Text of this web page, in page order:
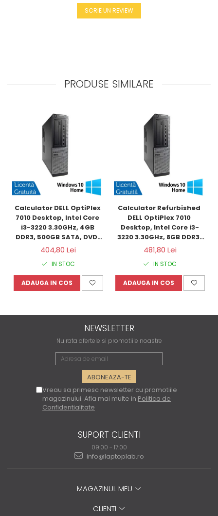
SCRIE UN REVIEW
PRODUSE SIMILARE
Calculator DELL OptiPlex
7010 Desktop, Intel Core
i3-3220 3.30GHz, 4GB
DDR3, 500GB SATA, DVD-
RW + Windows 10 Home
404,80 Lei
IN STOC
ADAUGA IN COS
Calculator Refurbished
DELL OptiPlex 7010
Desktop, Intel Core i3-
3220 3.30GHz, 8GB DDR3,
120GB SSD + Windows 10
Home
481,80 Lei
IN STOC
ADAUGA IN COS
NEWSLETTER
Nu rata ofertele si promotiile noastre
Vreau sa primesc newsletter cu promotiile
magazinului. Afla mai multe in Politica de
Confidentialitate
SUPORT CLIENTI
09:00 - 17:00
info@laptoplab.ro
MAGAZINUL MEU
CLIENTI